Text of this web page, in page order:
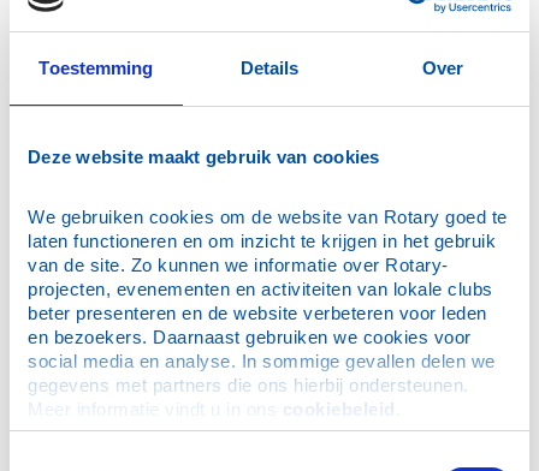
Toestemming Details Over
Deze website maakt gebruik van cookies
We gebruiken cookies om de website van Rotary goed te
laten functioneren en om inzicht te krijgen in het gebruik
van de site. Zo kunnen we informatie over Rotary-
projecten, evenementen en activiteiten van lokale clubs
beter presenteren en de website verbeteren voor leden
en bezoekers. Daarnaast gebruiken we cookies voor
social media en analyse. In sommige gevallen delen we
gegevens met partners die ons hierbij ondersteunen.
Meer informatie vindt u in ons cookiebeleid
serviceorganisatie. Dat wil zeggen: de leden
steunen op verschillende manieren hun
medemens zonder onderscheid van ras, geloof
één visie: Service above Self.
elkaar. Onze thuislocatie is miss Sirène in
Zevenbergen, maar we hebben ook
bijeenkomsten op andere locaties.
Wilt u meer informatie over de Rotary
Zevenbergen dan kan dit via het
contactformulier.